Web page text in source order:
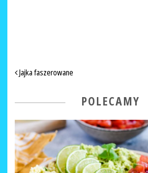
NAWIGACJA PO
Jajka faszerowane
POLECAMY